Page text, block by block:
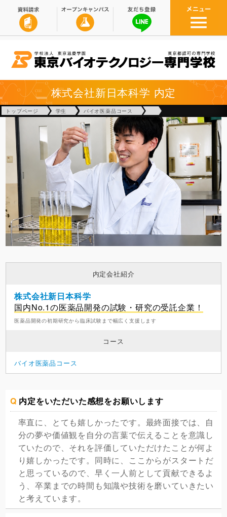
株式会社新日本科学 内定
トップページ 学生 バイオ医薬品コース
内定会社紹介
株式会社新日本科学
国内No.1の医薬品開発の試験・研究の受託企業！
医薬品開発の初期研究から臨床試験まで幅広く支援します
コース
バイオ医薬品コース
Q 内定をいただいた感想をお願いします
率直に、とても嬉しかったです。最終面接では、自
分の夢や価値観を自分の言葉で伝えることを意識し
ていたので、それを評価していただけたことが何よ
り嬉しかったです。同時に、ここからがスタートだ
と思っているので、早く一人前として貢献できるよ
う、卒業までの時間も知識や技術を磨いていきたい
と考えています。